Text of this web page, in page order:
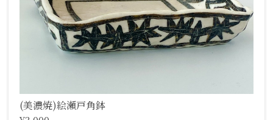
(美濃焼)絵瀬戸角鉢